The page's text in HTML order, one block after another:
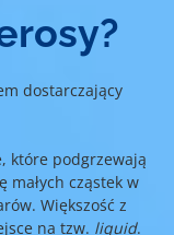
dostarczający
które podgrzewają
małych cząstek w
Większość z
na tzw. liquid.